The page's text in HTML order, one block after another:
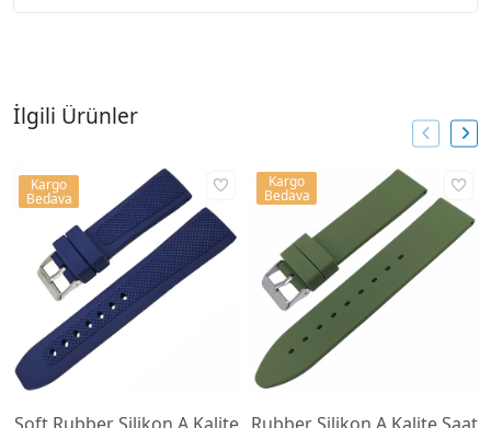
İlgili Ürünler
Kargo
Bedava
Kargo
Bedava